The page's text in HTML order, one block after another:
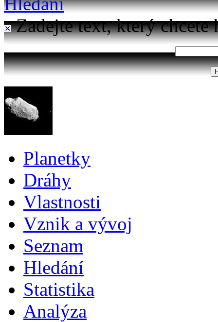
Zadejte text, který chcete
Planetky
Dráhy
Vlastnosti
Vznik a vývoj
Seznam
Hledání
Statistika
Analýza